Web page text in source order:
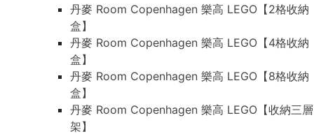
丹麥 Room Copenhagen 樂高 LEGO【2格收納
盒】
丹麥 Room Copenhagen 樂高 LEGO【4格收納
盒】
丹麥 Room Copenhagen 樂高 LEGO【8格收納
盒】
丹麥 Room Copenhagen 樂高 LEGO【收納三層
架】